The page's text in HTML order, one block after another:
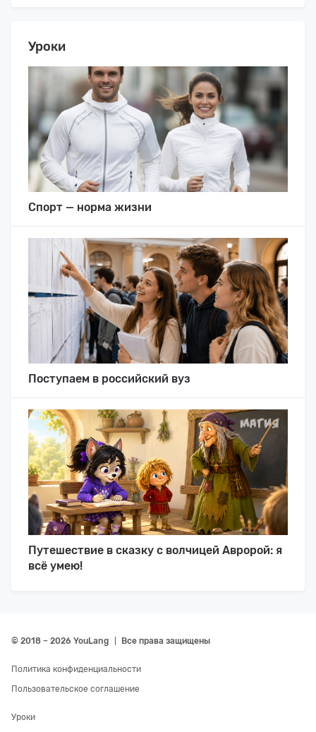
Уроки
Спорт — норма жизни
Поступаем в российский вуз
Путешествие в сказку с волчицей Авророй: я
всё умею!
© 2018 – 2026 YouLang Все права защищены
Политика конфиденциальности
Пользовательское соглашение
Уроки